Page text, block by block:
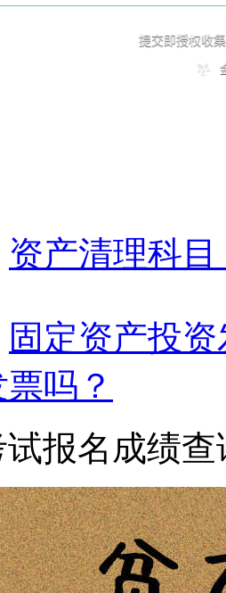
资产清理科
固定资产投
吗？
报名 成绩查